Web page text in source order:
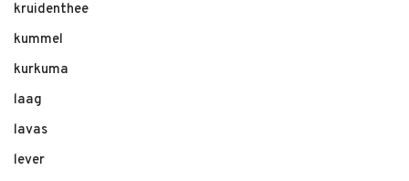
kruidenthee
kummel
kurkuma
laag
lavas
lever